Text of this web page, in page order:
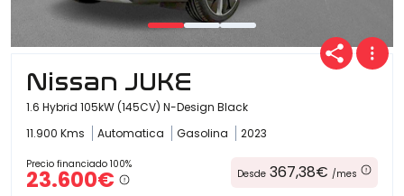
Nissan JUKE
1.6 Hybrid 105kW (145CV) N-Design Black
11.900 Kms
Automatica Gasolina 2023
Precio financiado 100%
23.600€ Desde 367,38€ /mes